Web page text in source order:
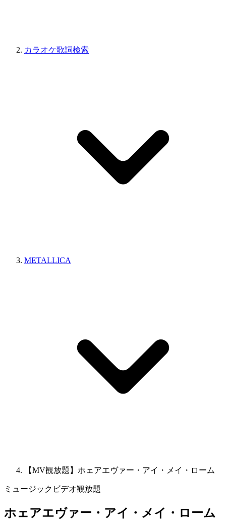
カラオケ歌詞検索
METALLICA
【MV観放題】ホェアエヴァー・アイ・メイ・ローム
ミュージックビデオ観放題
ホェアエヴァー・アイ・メイ・ローム